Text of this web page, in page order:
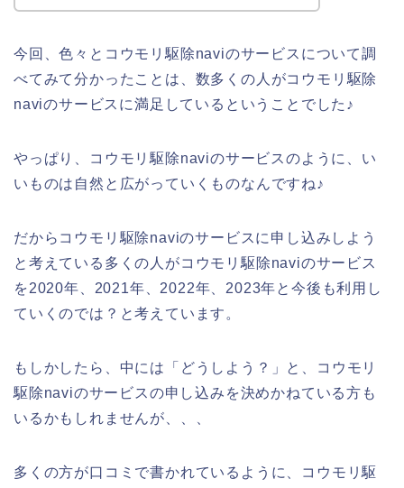
今回、色々とコウモリ駆除naviのサービスについて調
べてみて分かったことは、数多くの人がコウモリ駆除
naviのサービスに満足しているということでした♪
やっぱり、コウモリ駆除naviのサービスのように、い
いものは自然と広がっていくものなんですね♪
だからコウモリ駆除naviのサービスに申し込みしよう
と考えている多くの人がコウモリ駆除naviのサービス
を2020年、2021年、2022年、2023年と今後も利用し
ていくのでは？と考えています。
もしかしたら、中には「どうしよう？」と、コウモリ
駆除naviのサービスの申し込みを決めかねている方も
いるかもしれませんが、、、
多くの方が口コミで書かれているように、コウモリ駆